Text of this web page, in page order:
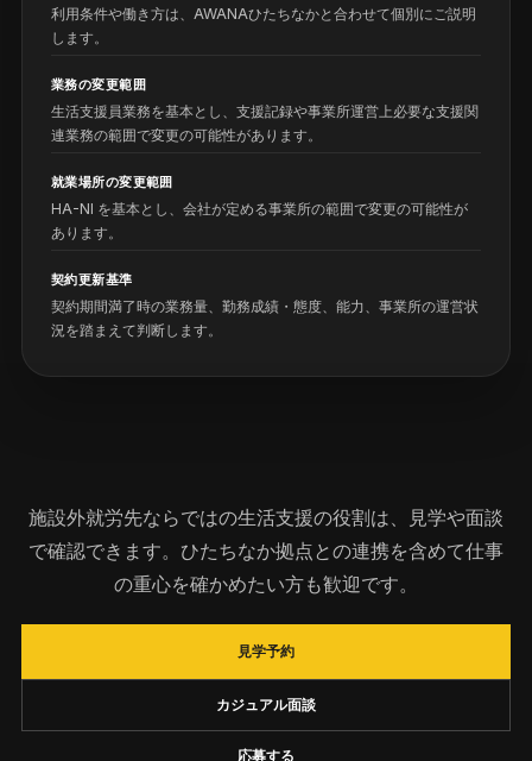
利用条件や働き方は、AWANAひたちなかと合わせて個別にご説明
します。
業務の変更範囲
生活支援員業務を基本とし、支援記録や事業所運営上必要な支援関
連業務の範囲で変更の可能性があります。
就業場所の変更範囲
HA-NI を基本とし、会社が定める事業所の範囲で変更の可能性が
あります。
契約更新基準
契約期間満了時の業務量、勤務成績・態度、能力、事業所の運営状
況を踏まえて判断します。
施設外就労先ならではの生活支援の役割は、見学や面談
で確認できます。ひたちなか拠点との連携を含めて仕事
の重心を確かめたい方も歓迎です。
見学予約
カジュアル面談
応募する